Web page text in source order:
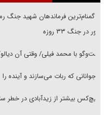
حضور در جنگ ۳۳ روزه
گفت‌وگو با محمد فیلی/ وقتی آن
نوجوانانی که ربات می‌سازند و آینده را
هیچ‌کس بیشتر از زیدآبادی در خطر